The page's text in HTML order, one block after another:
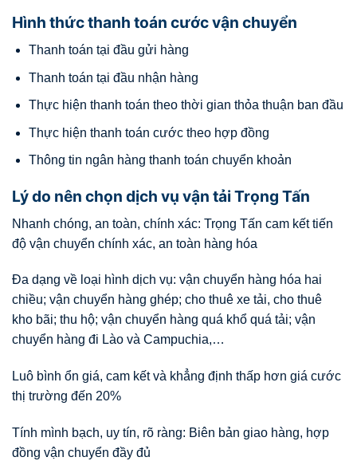
Hình thức thanh toán cước vận chuyển
Thanh toán tại đầu gửi hàng
Thanh toán tại đầu nhận hàng
Thực hiện thanh toán theo thời gian thỏa thuận ban đầu
Thực hiện thanh toán cước theo hợp đồng
Thông tin ngân hàng thanh toán chuyển khoản
Lý do nên chọn dịch vụ vận tải Trọng Tấn
Nhanh chóng, an toàn, chính xác: Trọng Tấn cam kết tiến
độ vận chuyển chính xác, an toàn hàng hóa
Đa dạng về loại hình dịch vụ: vận chuyển hàng hóa hai
chiều; vận chuyển hàng ghép; cho thuê xe tải, cho thuê
kho bãi; thu hộ; vận chuyển hàng quá khổ quá tải; vận
chuyển hàng đi Lào và Campuchia,…
Luô bình ổn giá, cam kết và khẳng định thấp hơn giá cước
thị trường đến 20%
Tính mình bạch, uy tín, rõ ràng: Biên bản giao hàng, hợp
đồng vận chuyển đầy đủ